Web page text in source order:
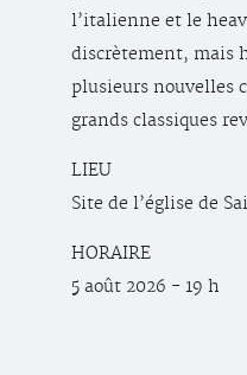
l’italienne et le
discrètement, mais
plusieurs nouvelles
grands classiques
LIEU
Site de l’église de
HORAIRE
5 août 2026 - 19 h